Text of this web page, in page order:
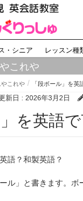
・シニア レッスン種
これや
これや 「段ボール」を英
新日 : 2026年3月2日
ル」を英語
語？和製英語？
ル」と書きます。ボ